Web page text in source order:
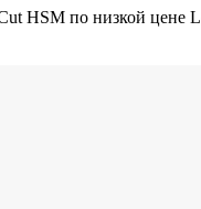
HSM по низкой